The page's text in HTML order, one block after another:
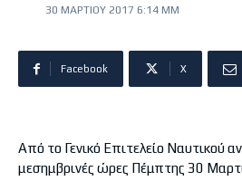
30 ΜΑΡΤΊΟΥ 2017 6:14 ΜΜ
Facebook X
Από το Γενικό Επιτελείο Ναυτικού
μεσημβρινές ώρες Πέμπτης 30